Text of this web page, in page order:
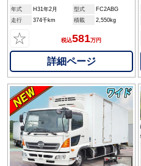
年式 H31年2月 型式
FC2ABG
走行
374千km 積載 2,550kg
☆ 税込581万円
詳細ページ